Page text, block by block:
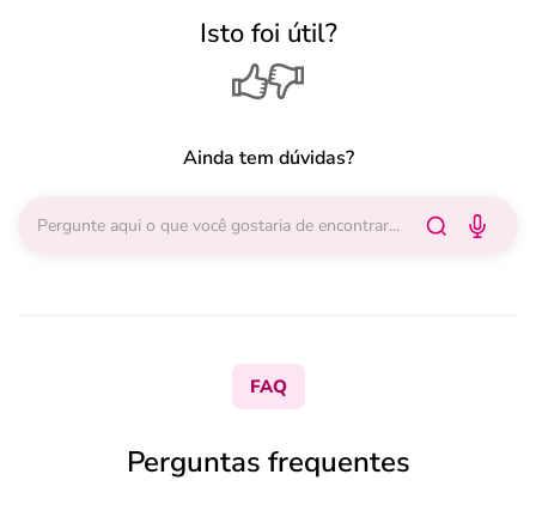
Isto foi útil?
Ainda tem dúvidas?
FAQ
Perguntas frequentes